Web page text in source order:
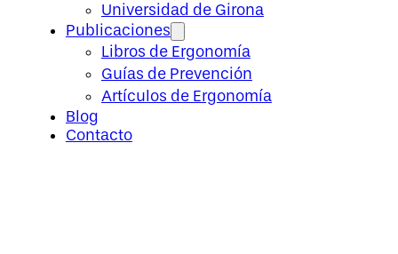
Universidad de Girona
Publicaciones
Libros de Ergonomía
Guías de Prevención
Artículos de Ergonomía
Blog
Contacto